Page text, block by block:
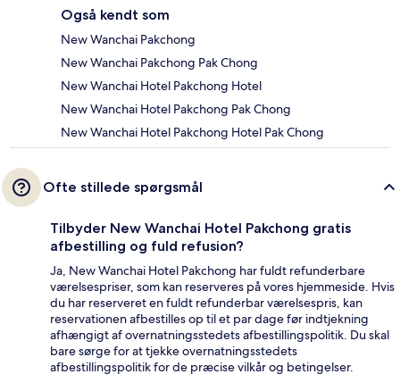
Også kendt som
New Wanchai Pakchong
New Wanchai Pakchong Pak Chong
New Wanchai Hotel Pakchong Hotel
New Wanchai Hotel Pakchong Pak Chong
New Wanchai Hotel Pakchong Hotel Pak Chong
Ofte stillede spørgsmål
Tilbyder New Wanchai Hotel Pakchong gratis
afbestilling og fuld refusion?
Ja, New Wanchai Hotel Pakchong har fuldt refunderbare
værelsespriser, som kan reserveres på vores hjemmeside. Hvis
du har reserveret en fuldt refunderbar værelsespris, kan
reservationen afbestilles op til et par dage før indtjekning
afhængigt af overnatningsstedets afbestillingspolitik. Du skal
bare sørge for at tjekke overnatningsstedets
afbestillingspolitik for de præcise vilkår og betingelser.